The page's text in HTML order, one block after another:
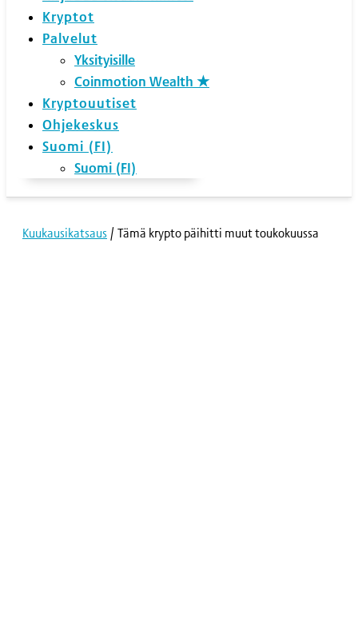
Kryptot
Palvelut
Yksityisille
Coinmotion Wealth ★
Kryptouutiset
Ohjekeskus
Suomi (FI)
Suomi (FI)
Kuukausikatsaus/ Tämä krypto päihitti muut toukokuussa